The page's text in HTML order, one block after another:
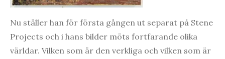
Nu ställer han för första gången ut separat på Stene
Projects och i hans bilder möts fortfarande olika
världar. Vilken som är den verkliga och vilken som är